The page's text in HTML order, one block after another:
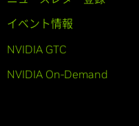
イベント情報
NVIDIA GTC
NVIDIA On-Demand